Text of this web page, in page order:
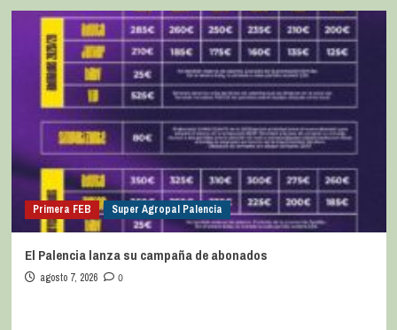
Primera FEB Super Agropal Palencia
El Palencia lanza su campaña de abonados
agosto 7, 2026 0